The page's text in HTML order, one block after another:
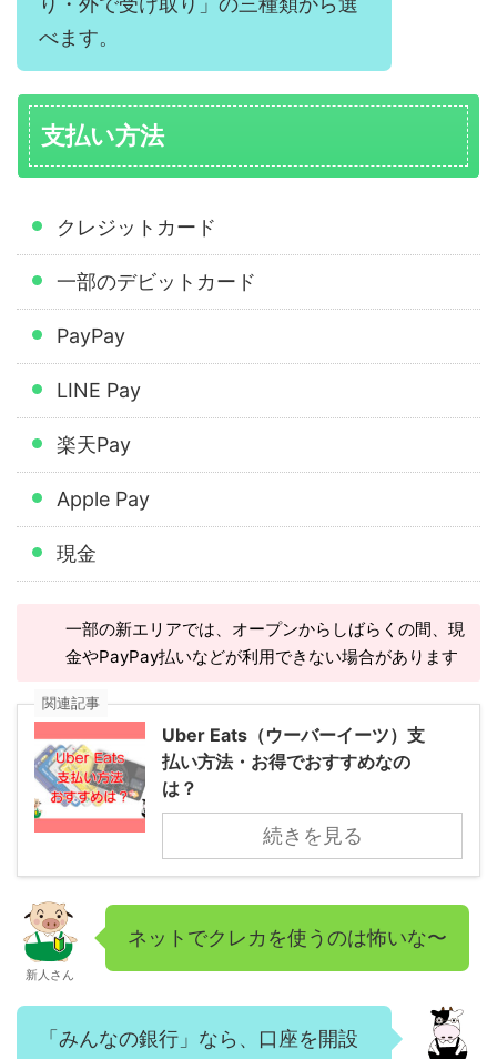
べます。
支払い方法
クレジットカード
一部のデビットカード
PayPay
LINE Pay
楽天Pay
Apple Pay
現金
一部の新エリアでは、オープンからしばらくの間、現
金やPayPay払いなどが利用できない場合があります
関連記事
Uber Eats（ウーバーイーツ）支
払い方法・お得でおすすめなの
は？
続きを見る
新人さん
ネットでクレカを使うのは怖いな〜
「みんなの銀行」なら、口座を開設